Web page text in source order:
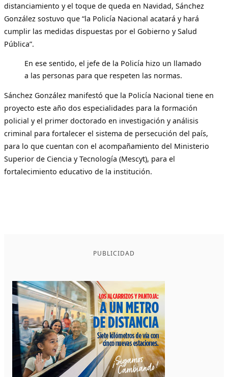
distanciamiento y el toque de queda en Navidad, Sánchez
González sostuvo que “la Policía Nacional acatará y hará
cumplir las medidas dispuestas por el Gobierno y Salud
Pública”.
En ese sentido, el jefe de la Policía hizo un llamado
a las personas para que respeten las normas.
Sánchez González manifestó que la Policía Nacional tiene en
proyecto este año dos especialidades para la formación
policial y el primer doctorado en investigación y análisis
criminal para fortalecer el sistema de persecución del país,
para lo que cuentan con el acompañamiento del Ministerio
Superior de Ciencia y Tecnología (Mescyt), para el
fortalecimiento educativo de la institución.
PUBLICIDAD